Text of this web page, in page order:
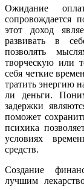
Ожидание
сопровождается
этот доход
развивать в
позволять
творческую или
себя четкие
тратить энергию
ли деньги.
задержки
поможет
психика
условиях
средств.
Создание
лучшим